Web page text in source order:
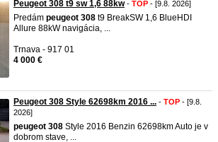
Peugeot 308 t9 sw 1,6 88kw- TOP - [9.8. 2026]
Predám peugeot 308 t9 BreakSW 1,6 BlueHDI
Allure 88kW navigácia, ...
Trnava - 917 01
4 000 €
Peugeot 308 Style 62698km 2016 ... - TOP - [9.8.
2026]
peugeot 308 Style 2016 Benzin 62698km Auto je v
dobrom stave, ...